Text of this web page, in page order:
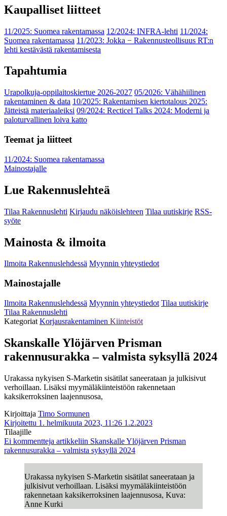
Kaupalliset liitteet
11/2025: Suomea rakentamassa 12/2024: INFRA-lehti 11/2024:
Suomea rakentamassa 11/2023: Jokka − Rakennusteollisuus RT:n
lehti kestävästä rakentamisesta
Tapahtumia
Urapolkuja-oppilaitoskiertue 2026-2027 05/2026: Vähähiilinen
rakentaminen & data 10/2025: Rakentamisen kiertotalous 2025:
Jätteistä materiaaleiksi 09/2024: Recticel Talks 2024: Moderni ja
paloturvallinen loiva katto
Teemat ja liitteet
11/2024: Suomea rakentamassa
Mainostajalle
Lue Rakennuslehteä
Tilaa Rakennuslehti Kirjaudu näköislehteen Tilaa uutiskirje RSS-
syöte
Mainosta & ilmoita
Ilmoita Rakennuslehdessä Myynnin yhteystiedot
Mainostajalle
Ilmoita Rakennuslehdessä Myynnin yhteystiedot Tilaa uutiskirje
Tilaa Rakennuslehti
Kategoriat Korjausrakentaminen Kiinteistöt
Skanskalle Ylöjärven Prisman
rakennusurakka – valmista syksyllä 2024
Urakassa nykyisen S-Marketin sisätilat saneerataan ja julkisivut
verhoillaan. Lisäksi myymäläkiinteistöön rakennetaan
kaksikerroksinen laajennusosa,
Kirjoittaja Timo Sormunen
Kirjoitettu 1. helmikuuta 2023, 11:26 1.2.2023
Tilaajille
Ei kommentteja artikkeliin Skanskalle Ylöjärven Prisman
rakennusurakka – valmista syksyllä 2024
Urakassa nykyisen S-Marketin sisätilat saneerataan ja
julkisivut verhoillaan. Lisäksi myymäläkiinteistöön
rakennetaan kaksikerroksinen laajennusosa, Kuva:
Anne Kurki